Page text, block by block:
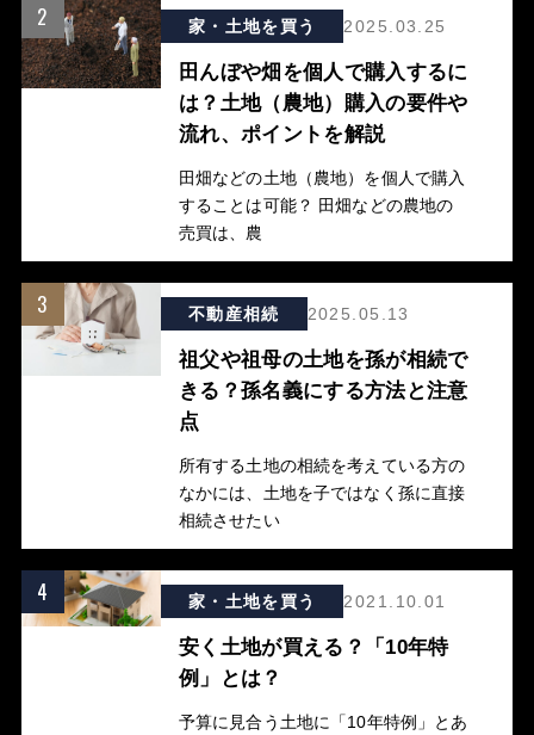
2 家・土地を買う 2025.03.25
田んぼや畑を個人で購入するに
は？土地（農地）購入の要件や
流れ、ポイントを解説
田畑などの土地（農地）を個人で購入
することは可能？ 田畑などの農地の
売買は、農
3 不動産相続 2025.05.13
祖父や祖母の土地を孫が相続で
きる？孫名義にする方法と注意
点
所有する土地の相続を考えている方の
なかには、土地を子ではなく孫に直接
相続させたい
4 家・土地を買う 2021.10.01
安く土地が買える？「10年特
例」とは？
予算に見合う土地に「10年特例」とあ